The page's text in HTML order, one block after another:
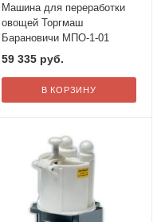
Машина для переработки
овощей Торгмаш
Барановичи МПО-1-01
59 335руб.
В КОРЗИНУ